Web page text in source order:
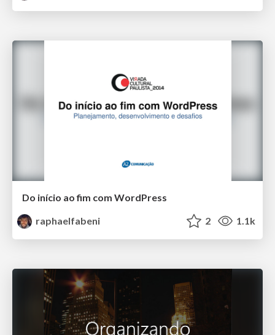
Do início ao fim com WordPress
raphaelfabeni
2 1.1k